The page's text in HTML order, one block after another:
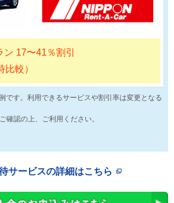
17〜41％割引
較）
です。利用できるサービスや割引率は変更となる
確認の上、ご利用ください。
サービスの詳細はこちら